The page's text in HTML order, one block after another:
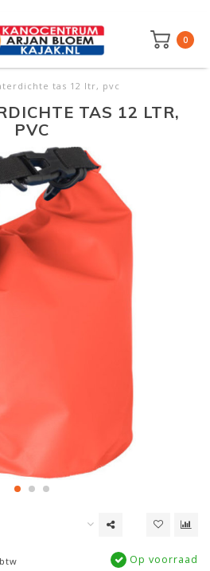
0
tas 12 ltr, pvc
TAS 12 LTR,
PVC
Op voorraad